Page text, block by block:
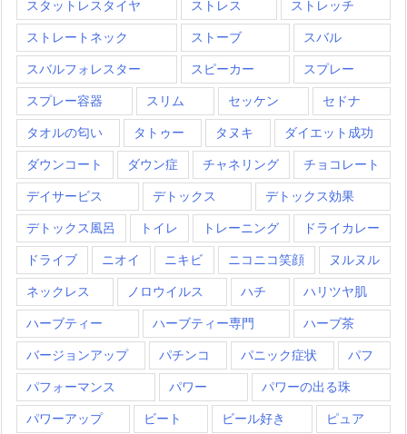
スタットレスタイヤ ストレス ストレッチ
ストレートネック ストーブ スバル
スバルフォレスター スピーカー スプレー
スプレー容器 スリム セッケン セドナ
タオルの匂い タトゥー タヌキ ダイエット成功
ダウンコート ダウン症 チャネリング チョコレート
デイサービス デトックス デトックス効果
デトックス風呂 トイレ トレーニング ドライカレー
ドライブ ニオイ ニキビ ニコニコ笑顔 ヌルヌル
ネックレス ノロウイルス ハチ ハリツヤ肌
ハーブティー ハーブティー専門 ハーブ茶
バージョンアップ パチンコ パニック症状 パフ
パフォーマンス パワー パワーの出る珠
パワーアップ ビート ビール好き ピュア